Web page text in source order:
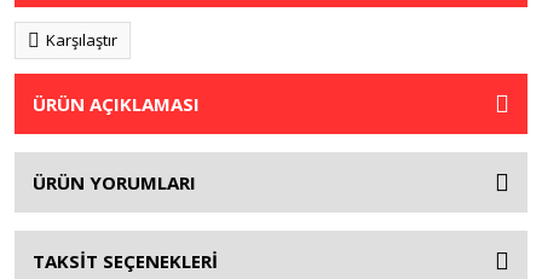
Karşılaştır
ÜRÜN AÇIKLAMASI
ÜRÜN YORUMLARI
TAKSİT SEÇENEKLERİ